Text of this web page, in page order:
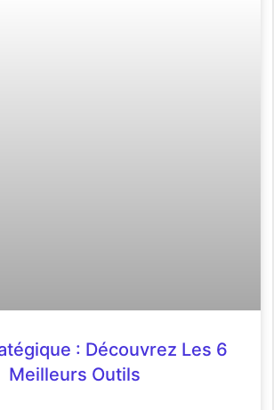
: Découvrez Les 6
Meilleurs Outils